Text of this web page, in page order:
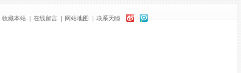
收藏本站
在线留言 网站地图 联系天睦